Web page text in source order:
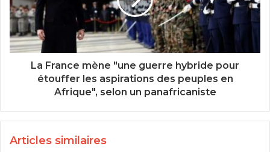
La France mène "une guerre hybride pour
étouffer les aspirations des peuples en
Afrique", selon un panafricaniste
Articles similaires